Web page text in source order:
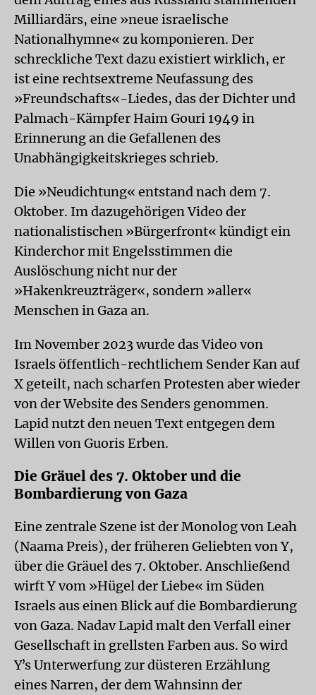
Milliardärs, eine »neue israelische
Nationalhymne« zu komponieren. Der
schreckliche Text dazu existiert wirklich, er
ist eine rechtsextreme Neufassung des
»Freundschafts«-Liedes, das der Dichter und
Palmach-Kämpfer Haim Gouri 1949 in
Erinnerung an die Gefallenen des
Unabhängigkeitskrieges schrieb.
Die »Neudichtung« entstand nach dem 7.
Oktober. Im dazugehörigen Video der
nationalistischen »Bürgerfront« kündigt ein
Kinderchor mit Engelsstimmen die
Auslöschung nicht nur der
»Hakenkreuzträger«, sondern »aller«
Menschen in Gaza an.
Im November 2023 wurde das Video von
Israels öffentlich-rechtlichem Sender Kan auf
X geteilt, nach scharfen Protesten aber wieder
von der Website des Senders genommen.
Lapid nutzt den neuen Text entgegen dem
Willen von Guoris Erben.
Die Gräuel des 7. Oktober und die
Bombardierung von Gaza
Eine zentrale Szene ist der Monolog von Leah
(Naama Preis), der früheren Geliebten von Y,
über die Gräuel des 7. Oktober. Anschließend
wirft Y vom »Hügel der Liebe« im Süden
Israels aus einen Blick auf die Bombardierung
von Gaza. Nadav Lapid malt den Verfall einer
Gesellschaft in grellsten Farben aus. So wird
Yʼs Unterwerfung zur düsteren Erzählung
eines Narren, der dem Wahnsinn der